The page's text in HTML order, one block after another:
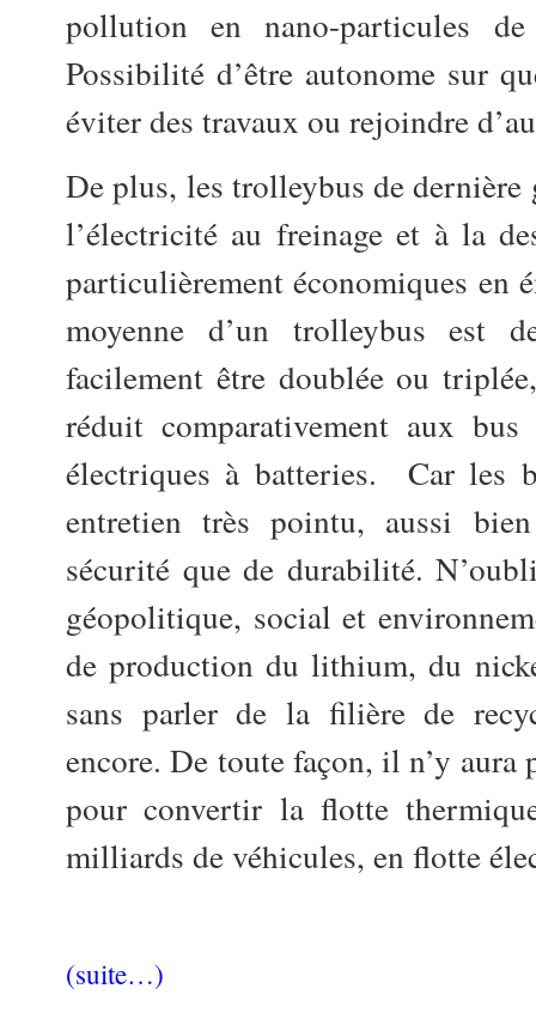
pollution en nano-particules
Possibilité d’être autonome sur
éviter des travaux ou rejoindre
De plus, les trolleybus de dernière
l’électricité au freinage et à la
particulièrement économiques en
moyenne d’un trolleybus est
facilement être doublée ou
réduit comparativement aux
électriques à batteries. Car les
entretien très pointu, aussi
sécurité que de durabilité.
géopolitique, social et
de production du lithium, du
sans parler de la filière de
encore. De toute façon, il n’y aura
pour convertir la flotte
milliards de véhicules, en flotte
(suite…)